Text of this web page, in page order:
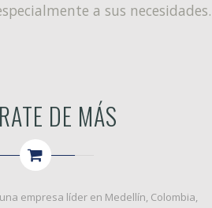
a sus necesidades.
DE MÁS
empresa líder en Medellín, Colombia,